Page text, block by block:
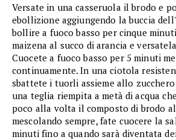
Versate in una casseruola il brodo e
ebollizione aggiungendo la buccia
bollire a fuoco basso per cinque
maizena al succo di arancia e
Cuocete a fuoco basso per 5 minuti
continuamente. In una ciotola
sbattete i tuorli assieme allo
una teglia riempita a metà di acqua
poco alla volta il composto di brodo
mescolando sempre, fate cuocere la
minuti fino a quando sarà diventata